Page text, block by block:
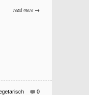
read more →
0